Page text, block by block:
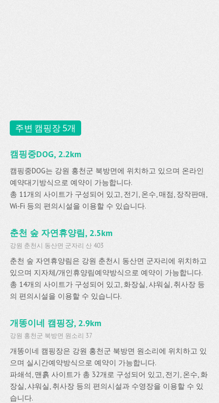
주변 캠핑장 5개
캠핑중DOG, 2.2km
캠핑중DOG는 강원 홍천군 북방면에 위치하고 있으며 온라인
예약대기방식으로 예약이 가능합니다.
총 11개의 사이트가 구성되어 있고, 전기, 온수, 매점, 장작판매,
Wi-Fi 등의 편의시설을 이용할 수 있습니다.
춘천 숲 자연휴양림, 2.5km
강원 춘천시 동산면 군자리 산 403
춘천 숲 자연휴양림은 강원 춘천시 동산면 군자리에 위치하고
있으며 지자체/개인휴양림예약방식으로 예약이 가능합니다.
총 14개의 사이트가 구성되어 있고, 화장실, 샤워실, 취사장 등
의 편의시설을 이용할 수 있습니다.
개똥이네 캠핑장, 2.9km
강원 홍천군 북방면 원소리 37
개똥이네 캠핑장은 강원 홍천군 북방면 원소리에 위치하고 있
으며 실시간예약방식으로 예약이 가능합니다.
파쇄석, 맨흙 사이트가 총 32개로 구성되어 있고, 전기, 온수, 화
장실, 샤워실, 취사장 등의 편의시설과 수영장을 이용할 수 있
습니다.